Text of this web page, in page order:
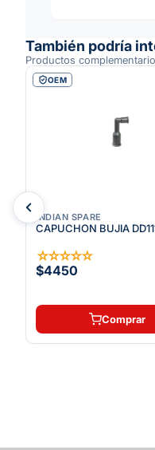
También podría
Productos
OEM
INDIAN SPARE
CAPUCHON BUJIA
☆☆☆☆☆
$4450
Comprar